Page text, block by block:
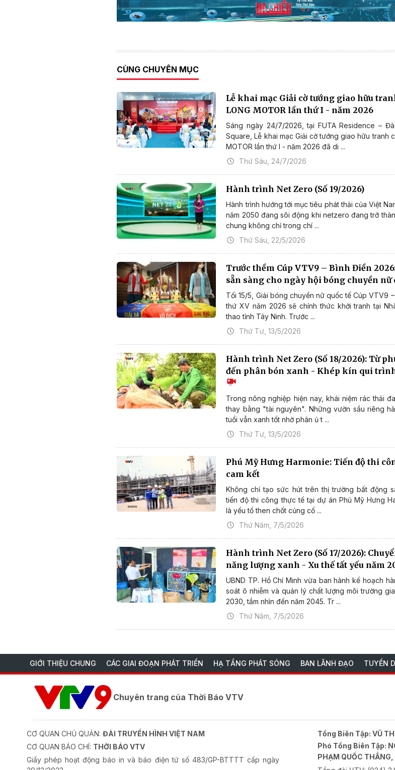
CÙNG CHUYÊN MỤC
Lễ khai mạc Giải cờ tướng giao hữu
LONG MOTOR lần thứ I - năm 2026
Sáng ngày 24/7/2026, tại FUTA Residence –
Square, Lễ khai mạc Giải cờ tướng giao hữu tranh
MOTOR lần thứ I - năm 2026 đã di ...
Thứ Sáu, 24/7/2026
Hành trình Net Zero (Số 19/2026)
Hành trình hướng tới mục tiêu phát thải của Việt
năm 2050 đang sôi động khi netzero đang trở
chung không chỉ trong chí ...
Thứ Sáu, 22/5/2026
Trước thềm Cúp VTV9 – Bình Điền
sẵn sàng cho ngày hội bóng chuyền nữ
Tối 15/5, Giải bóng chuyền nữ quốc tế Cúp VTV9
thứ XV năm 2026 sẽ chính thức khởi tranh tại
thao tỉnh Tây Ninh. Trước ...
Thứ Tư, 13/5/2026
Hành trình Net Zero (Số 18/2026): Từ
đến phân bón xanh - Khép kín qui
Trong nông nghiệp hiện nay, khái niệm rác thải
thay bằng "tài nguyên". Những vườn sầu riêng
tuổi vẫn xanh tốt nhờ phân ủ t ...
Thứ Tư, 13/5/2026
Phú Mỹ Hưng Harmonie: Tiến độ thi
cam kết
Không chỉ tạo sức hút trên thị trường bất động
tiến độ thi công thực tế tại dự án Phú Mỹ Hưng
là yếu tố then chốt củng cố ...
Thứ Năm, 7/5/2026
Hành trình Net Zero (Số 17/2026):
năng lượng xanh - Xu thế tất yếu năm
UBND TP. Hồ Chí Minh vừa ban hành kế hoạch
soát ô nhiễm và quản lý chất lượng môi trường
2030, tầm nhìn đến năm 2045. Tr ...
Thứ Năm, 7/5/2026
GIỚI THIỆU CHUNG CÁC GIAI ĐOẠN PHÁT TRIỂN HẠ TẦNG PHÁT SÓNG BAN LÃNH ĐẠO TUYỂN
Chuyên trang của Thời Báo VTV
CƠ QUAN CHỦ QUẢN: ĐÀI TRUYỀN HÌNH VIỆT NAM
CƠ QUAN BÁO CHÍ: THỜI BÁO VTV
Giấy phép hoạt động báo in và báo điện tử số 483/GP-BTTTT cấp ngày
Tổng Biên Tập:VŨ
Phó Tổng Biên Tập:
PHẠM QUỐC